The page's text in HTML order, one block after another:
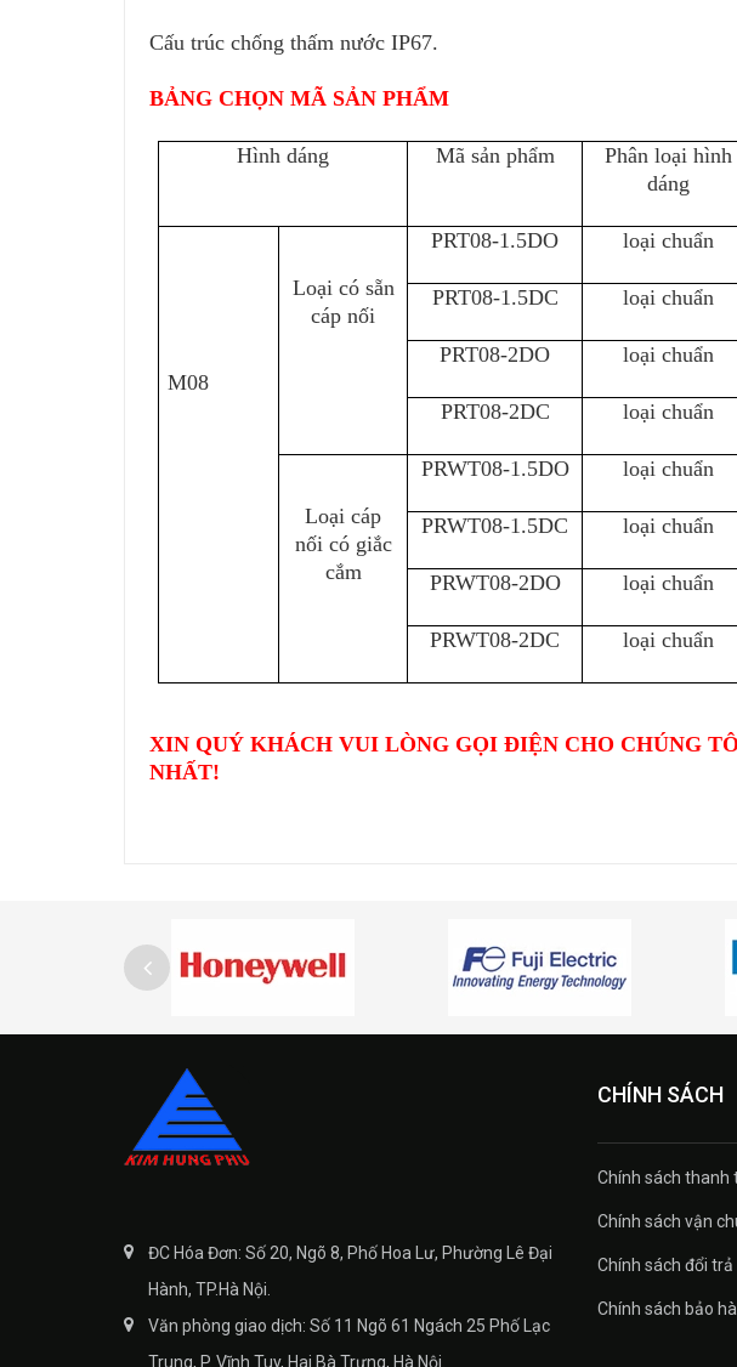
Cấu trúc chống thấm nước IP67.
BẢNG CHỌN MÃ SẢN PHẨM
Hình dáng Mã sản phẩm
Phân loại hình
dáng
M08
Loại có sẵn
cáp nối
PRT08-1.5DO loại chuẩn
PRT08-1.5DC loại chuẩn
PRT08-2DO loại chuẩn
PRT08-2DC loại chuẩn
Loại cáp
nối có giắc
cắm
PRWT08-1.5DO loại chuẩn
PRWT08-1.5DC loại chuẩn
PRWT08-2DO loại chuẩn
PRWT08-2DC loại chuẩn
XIN QUÝ KHÁCH VUI LÒNG GỌI ĐIỆN CHO CHÚNG
NHẤT!
ĐC Hóa Đơn: Số 20, Ngõ 8, Phố Hoa Lư, Phường Lê Đại
Hành, TP.Hà Nội.
Văn phòng giao dịch: Số 11 Ngõ 61 Ngách 25 Phố Lạc
Trung, P. Vĩnh Tuy, Hai Bà Trưng, Hà Nội.
CHÍNH SÁCH
Chính sách thanh
Chính sách vận
Chính sách đổi trả
Chính sách bảo